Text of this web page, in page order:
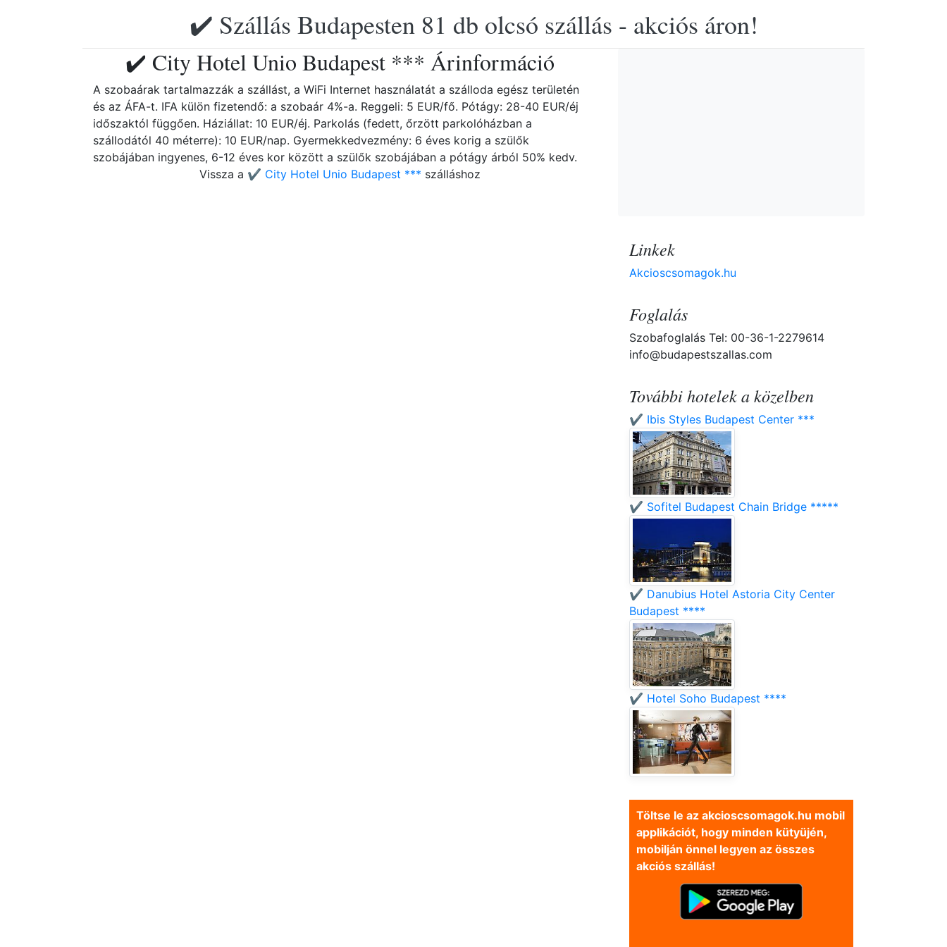
✔️ Szállás Budapesten 81 db olcsó szállás - akciós áron!
✔️ City Hotel Unio Budapest *** Árinformáció
A szobaárak tartalmazzák a szállást, a WiFi Internet használatát a szálloda egész területén
és az ÁFA-t. IFA külön fizetendő: a szobaár 4%-a. Reggeli: 5 EUR/fő. Pótágy: 28-40 EUR/éj
időszaktól függően. Háziállat: 10 EUR/éj. Parkolás (fedett, őrzött parkolóházban a
szállodától 40 méterre): 10 EUR/nap. Gyermekkedvezmény: 6 éves korig a szülők
szobájában ingyenes, 6-12 éves kor között a szülők szobájában a pótágy árból 50% kedv.
Vissza a ✔️ City Hotel Unio Budapest *** szálláshoz
Linkek
Akcioscsomagok.hu
Foglalás
Szobafoglalás Tel: 00-36-1-2279614
info@budapestszallas.com
További hotelek a közelben
✔️ Ibis Styles Budapest Center ***
✔️ Sofitel Budapest Chain Bridge *****
✔️ Danubius Hotel Astoria City Center
Budapest ****
✔️ Hotel Soho Budapest ****
Töltse le az akcioscsomagok.hu mobil
applikációt, hogy minden kütyüjén,
mobilján önnel legyen az összes
akciós szállás!